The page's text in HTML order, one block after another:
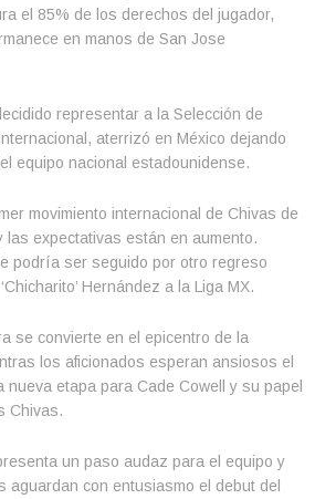
el 85% de los derechos del jugador,
en manos de San Jose
representar a la Selección de
aterrizó en México dejando
equipo nacional estadounidense.
movimiento internacional de Chivas de
las expectativas están en aumento.
podría ser seguido por otro regreso
Hernández a la Liga MX.
se convierte en el epicentro de la
los aficionados esperan ansiosos el
etapa para Cade Cowell y su papel
Chivas.
un paso audaz para el equipo y
con entusiasmo el debut del